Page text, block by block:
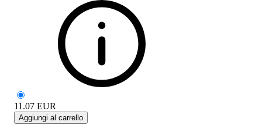
11.07 EUR
Aggiungi al carrello